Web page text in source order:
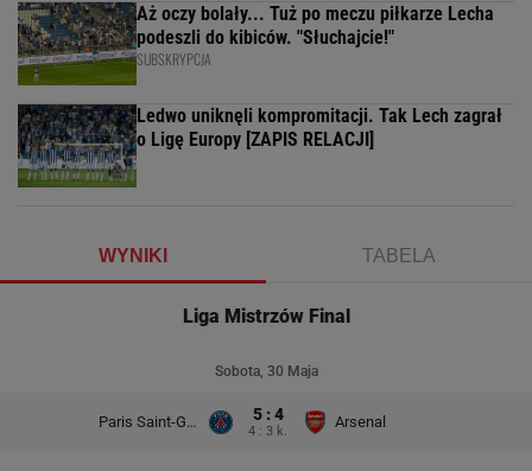
Aż oczy bolały... Tuż po meczu piłkarze Lecha
podeszli do kibiców. "Słuchajcie!"
SUBSKRYPCJA
Ledwo uniknęli kompromitacji. Tak Lech zagrał
o Ligę Europy [ZAPIS RELACJI]
WYNIKI TABELA
Liga Mistrzów Final
Sobota, 30 Maja
Paris Saint-Germain 5 : 4
4 : 3 k.
Arsenal